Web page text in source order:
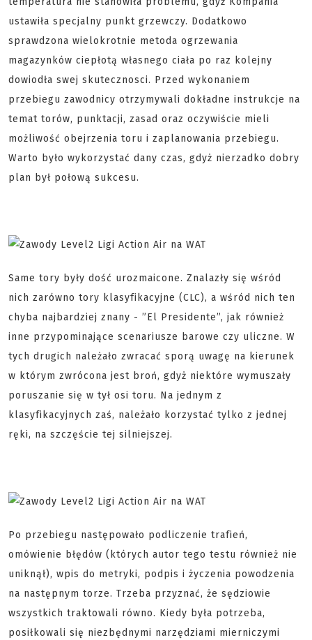
ustawiła specjalny punkt grzewczy. Dodatkowo
sprawdzona wielokrotnie metoda ogrzewania
magazynków ciepłotą własnego ciała po raz kolejny
dowiodła swej skutecznosci. Przed wykonaniem
przebiegu zawodnicy otrzymywali dokładne instrukcje na
temat torów, punktacji, zasad oraz oczywiście mieli
możliwość obejrzenia toru i zaplanowania przebiegu.
Warto było wykorzystać dany czas, gdyż nierzadko dobry
plan był połową sukcesu.
Same tory były dość urozmaicone. Znalazły się wśród
nich zarówno tory klasyfikacyjne (CLC), a wśród nich ten
chyba najbardziej znany - ”El Presidente”, jak również
inne przypominające scenariusze barowe czy uliczne. W
tych drugich należało zwracać sporą uwagę na kierunek
w którym zwrócona jest broń, gdyż niektóre wymuszały
poruszanie się w tył osi toru. Na jednym z
klasyfikacyjnych zaś, należało korzystać tylko z jednej
ręki, na szczęście tej silniejszej.
Po przebiegu następowało podliczenie trafień,
omówienie błędów (których autor tego testu również nie
uniknął), wpis do metryki, podpis i życzenia powodzenia
na następnym torze. Trzeba przyznać, że sędziowie
wszystkich traktowali równo. Kiedy była potrzeba,
posiłkowali się niezbędnymi narzędziami mierniczymi